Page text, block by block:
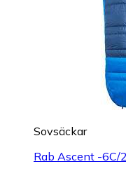
Sovsäckar
Rab Ascent -6C/